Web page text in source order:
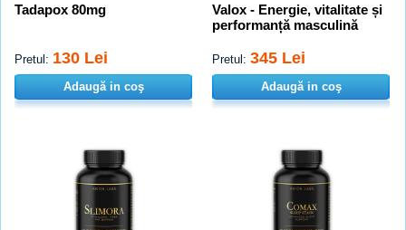
Tadapox 80mg
Pretul: 130 Lei
Adaugă in coş
Valox - Energie, vitalitate și
performanță masculină
Pretul: 345 Lei
Adaugă in coş